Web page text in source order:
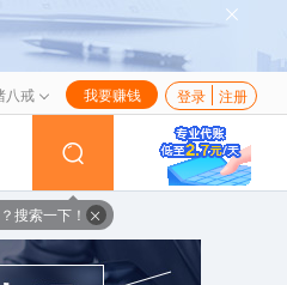
八戒 我要赚钱 登录 注册
搜索一下！